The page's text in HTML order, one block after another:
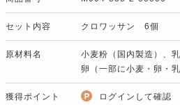
セット内容 クロワッサン 6個
原材料名
小麦粉（国内製造）、
卵（一部に小麦・卵・
獲得ポイント ログインして確認